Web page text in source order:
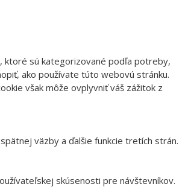
ktoré sú kategorizované podľa potreby,
ako používate túto webovú stránku.
však môže ovplyvniť váš zážitok z
väzby a ďalšie funkcie tretích strán.
skúsenosti pre návštevníkov.